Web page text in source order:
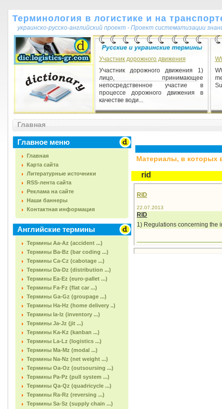
Терминология в логистике и на
украинско-русско-английский проект - Проект систематизации
Участник дорожного движения
Участник дорожного движения 1)
лицо, принимающее
непосредственное участие в
процессе дорожного движения в
качестве води...
Главная
Главное меню
Главная
Карта сайта
Литературные источники
RSS-лента сайта
Реклама на сайте
Наши баннеры
Контактная информация
Английские термины
Термины Aa-Az (accident ...)
Термины Ba-Bz (bar coding ...)
Термины Ca-Cz (cabotage ...)
Термины Da-Dz (distribution ...)
Термины Ea-Ez (euro-pallet ...)
Термины Fa-Fz (flat car ...)
Термины Ga-Gz (groupage ...)
Термины Ha-Hz (home delivery ..)
Термины Ia-Iz (inventory ...)
Термины Ja-Jz (jit ...)
Термины Ka-Kz (kanban ...)
Термины La-Lz (logistics ...)
Термины Ma-Mz (modal ...)
Термины Na-Nz (net weight ...)
Термины Oa-Oz (outsoursing ...)
Термины Pa-Pz (pull system ...)
Термины Qa-Qz (quadricycle ...)
Термины Ra-Rz (reversing ...)
Термины Sa-Sz (supply chain ...)
Материалы, в которых
rid
RID
22.07.2013
RID
1) Regulations concerning the